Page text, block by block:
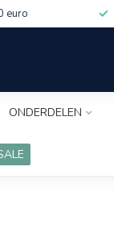
euro
ONDERDELEN